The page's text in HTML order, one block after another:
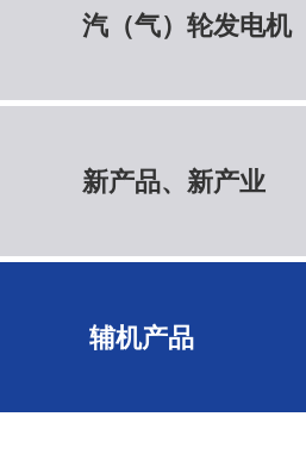
汽（气）轮发电机
新产品、新产业
辅机产品